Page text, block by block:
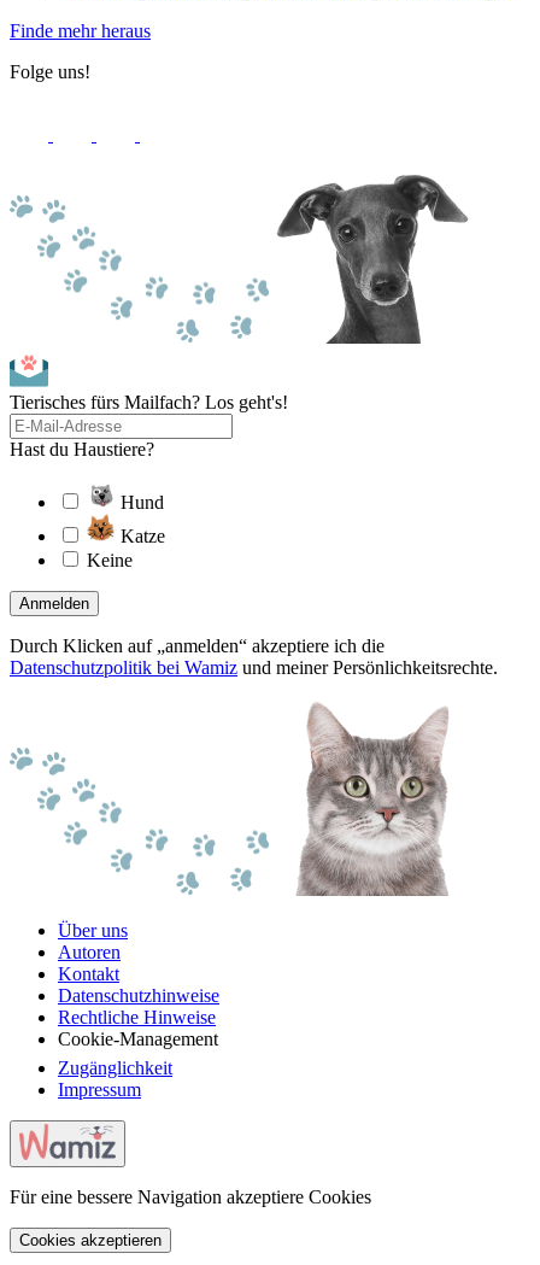
Finde mehr heraus
Folge uns!
Tierisches fürs Mailfach? Los geht's!
Hast du Haustiere?
Hund
Katze
Keine
Anmelden
Durch Klicken auf „anmelden“ akzeptiere ich die
Datenschutzpolitik bei Wamiz und meiner Persönlichkeitsrechte.
Über uns
Autoren
Kontakt
Datenschutzhinweise
Rechtliche Hinweise
Cookie-Management
Zugänglichkeit
Impressum
Für eine bessere Navigation akzeptiere Cookies
Cookies akzeptieren